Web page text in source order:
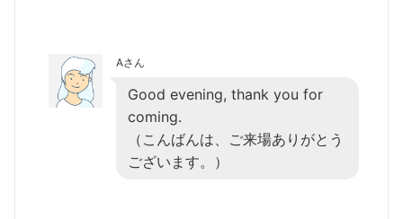
Aさん
Good evening, thank you for
coming.
（こんばんは、ご来場ありがとう
ございます。）